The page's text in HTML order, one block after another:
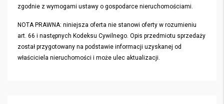
zgodnie z wymogami ustawy o gospodarce nieruchomościami.
NOTA PRAWNA: niniejsza oferta nie stanowi oferty w rozumieniu
art. 66 i następnych Kodeksu Cywilnego. Opis przedmiotu sprzedaży
został przygotowany na podstawie informacji uzyskanej od
właściciela nieruchomości i może ulec aktualizacji.